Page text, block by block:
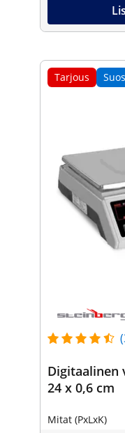
Tarjous
Digitaalinen
24 x 0,6 cm
Mitat (PxLxK)